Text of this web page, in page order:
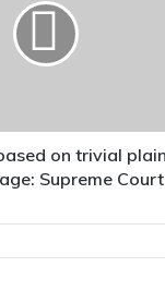
on trivial
Supreme Court